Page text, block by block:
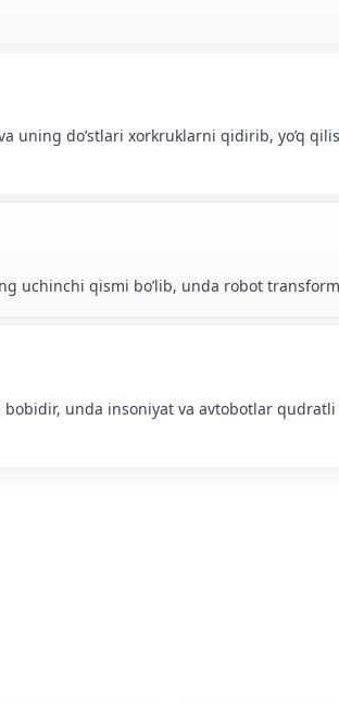
uning do’stlari xorkruklarni qidirib, yo’q
uchinchi qismi bo’lib, unda robot
bobidir, unda insoniyat va avtobotlar